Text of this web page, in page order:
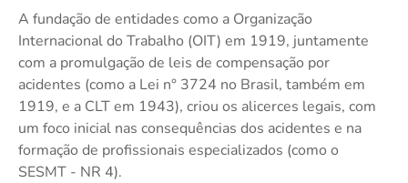
A fundação de entidades como a Organização
Internacional do Trabalho (OIT) em 1919, juntamente
com a promulgação de leis de compensação por
acidentes (como a Lei n° 3724 no Brasil, também em
1919, e a CLT em 1943), criou os alicerces legais, com
um foco inicial nas consequências dos acidentes e na
formação de profissionais especializados (como o
SESMT - NR 4).